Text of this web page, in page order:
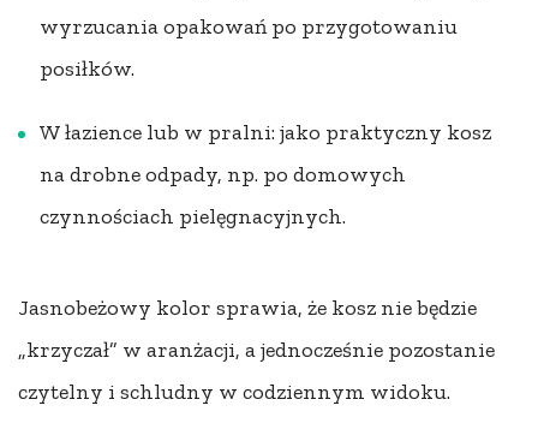
wyrzucania opakowań po przygotowaniu
posiłków.
W łazience lub w pralni: jako praktyczny kosz
na drobne odpady, np. po domowych
czynnościach pielęgnacyjnych.
Jasnobeżowy kolor sprawia, że kosz nie będzie
„krzyczał” w aranżacji, a jednocześnie pozostanie
czytelny i schludny w codziennym widoku.